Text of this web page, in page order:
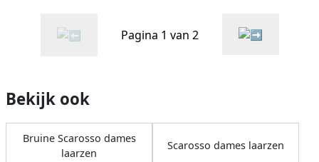
Pagina 1 van 2
Bekijk ook
Bruine Scarosso dames
laarzen
Scarosso dames laarzen